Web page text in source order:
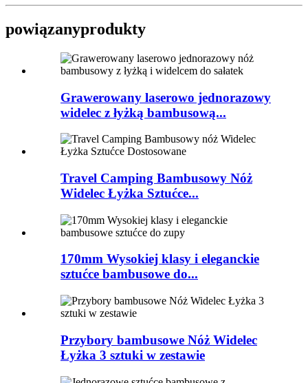
powiązanyprodukty
Grawerowany laserowo jednorazowy
widelec z łyżką bambusową...
Travel Camping Bambusowy Nóż
Widelec Łyżka Sztućce...
170mm Wysokiej klasy i eleganckie
sztućce bambusowe do...
Przybory bambusowe Nóż Widelec
Łyżka 3 sztuki w zestawie